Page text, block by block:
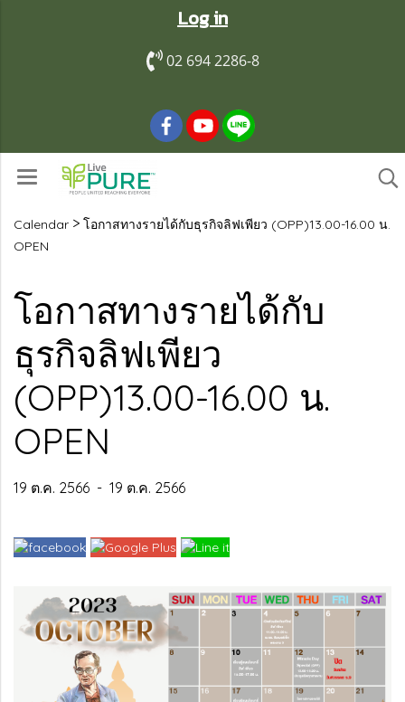
Log in
02 694 2286-8
Calendar > โอกาสทางรายได้กับธุรกิจลิฟเพียว (OPP)13.00-16.00 น.
OPEN
โอกาสทางรายได้กับ
ธุรกิจลิฟเพียว
(OPP)13.00-16.00 น.
OPEN
19 ต.ค. 2566 - 19 ต.ค. 2566